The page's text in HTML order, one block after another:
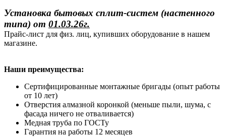
Установка бытовых сплит-систем (настенного
типа) от 01.03.26г.
Прайс-лист для физ. лиц, купивших оборудование в нашем
магазине.
Наши преимущества:
Сертифицированные монтажные бригады (опыт работы
от 10 лет)
Отверстия алмазной коронкой (меньше пыли, шума, с
фасада ничего не отваливается)
Медная труба по ГОСТу
Гарантия на работы 12 месяцев